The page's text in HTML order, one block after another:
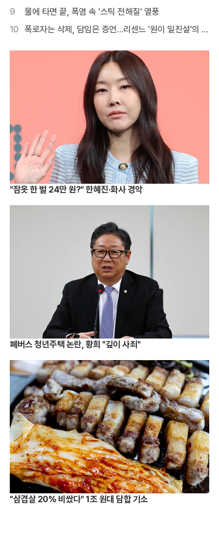
9
물에 타면 끝, 폭염 속 '스틱 전해질' 열풍
10
폭로자는 삭제, 담임은 증언…리센느 '원이 일진설'의 결
"잠옷 한 벌 24만 원?" 한혜진·화사 경악
폐버스 청년주택 논란, 황희 "깊이 사죄"
"삼겹살 20% 비쌌다" 1조 원대 담합 기소